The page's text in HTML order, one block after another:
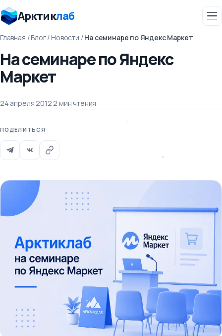
Арктиклаб
Главная /Блог/ Новости /На семинаре по Яндекс Маркет
На семинаре по Яндекс
Маркет
24 апреля 2012·2 мин чтения
ПОДЕЛИТЬСЯ